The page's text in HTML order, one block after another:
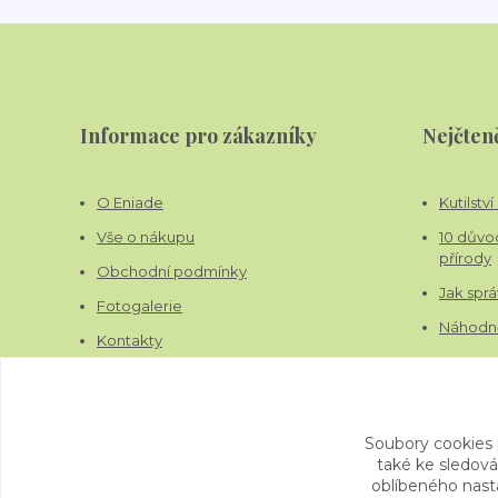
Informace pro zákazníky
O Eniade
Vše o nákupu
Obchodní podmínky
Fotogalerie
Kontakty
10
přírody
Jak
Soubory
také ke
oblíbeného